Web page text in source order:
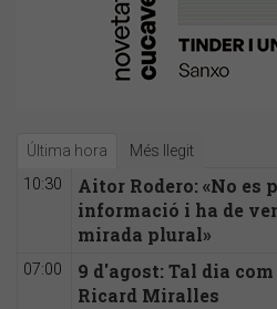
Última hora Més llegit
10:30
Aitor Rodero: «No es
informació i ha de
mirada plural»
07:00
9 d'agost: Tal dia
Ricard Miralles